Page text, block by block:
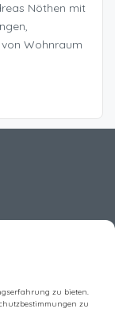
zu bieten.
zu
Nöthen mit
Wohnraum